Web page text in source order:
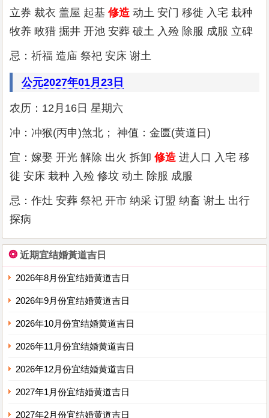
立券 裁衣 盖屋 起基 修造 动土 安门 移徙 入宅 栽种
牧养 畋猎 掘井 开池 安葬 破土 入殓 除服 成服 立碑
忌：祈福 造庙 祭祀 安床 谢土
公元2027年01月23日
农历：12月16日 星期六
冲：冲猴(丙申)煞北； 神值：金匮(黄道日)
宜：嫁娶 开光 解除 出火 拆卸 修造 进人口 入宅 移
徙 安床 栽种 入殓 修坟 动土 除服 成服
忌：作灶 安葬 祭祀 开市 纳采 订盟 纳畜 谢土 出行
探病
❂ 近期宜结婚黃道吉日
2026年8月份宜结婚黄道吉日
2026年9月份宜结婚黄道吉日
2026年10月份宜结婚黄道吉日
2026年11月份宜结婚黄道吉日
2026年12月份宜结婚黄道吉日
2027年1月份宜结婚黄道吉日
2027年2月份宜结婚黄道吉日